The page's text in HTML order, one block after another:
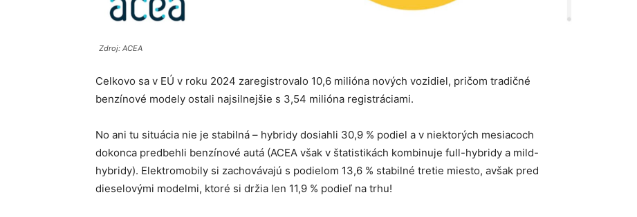
Zdroj: ACEA
Celkovo sa v EÚ v roku 2024 zaregistrovalo 10,6 milióna nových vozidiel, pričom tradičné
benzínové modely ostali najsilnejšie s 3,54 milióna registráciami.
No ani tu situácia nie je stabilná – hybridy dosiahli 30,9 % podiel a v niektorých mesiacoch
dokonca predbehli benzínové autá (ACEA však v štatistikách kombinuje full-hybridy a mild-
hybridy). Elektromobily si zachovávajú s podielom 13,6 % stabilné tretie miesto, avšak pred
dieselovými modelmi, ktoré si držia len 11,9 % podieľ na trhu!